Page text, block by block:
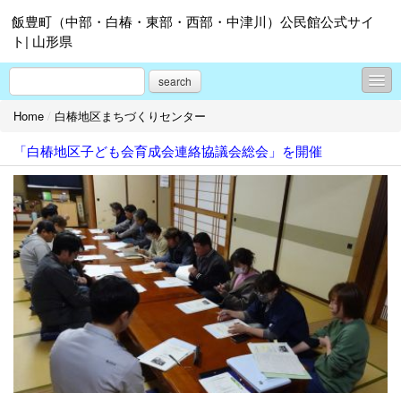
飯豊町（中部・白椿・東部・西部・中津川）公民館公式サイ
ト| 山形県
search
中部地区まちづくりセンター
白椿地区まちづくりセンター
東部地区まちづくりセンター
西部地区まちづくりセンター
中津川地区まちづくりセンター
各地区まちづくりセンターの紹介
飯豊町公民館連絡協議会
飯豊町町民総合センター「あ～す」
Home / 白椿地区まちづくりセンター
「白椿地区子ども会育成会連絡協議会総会」を開催